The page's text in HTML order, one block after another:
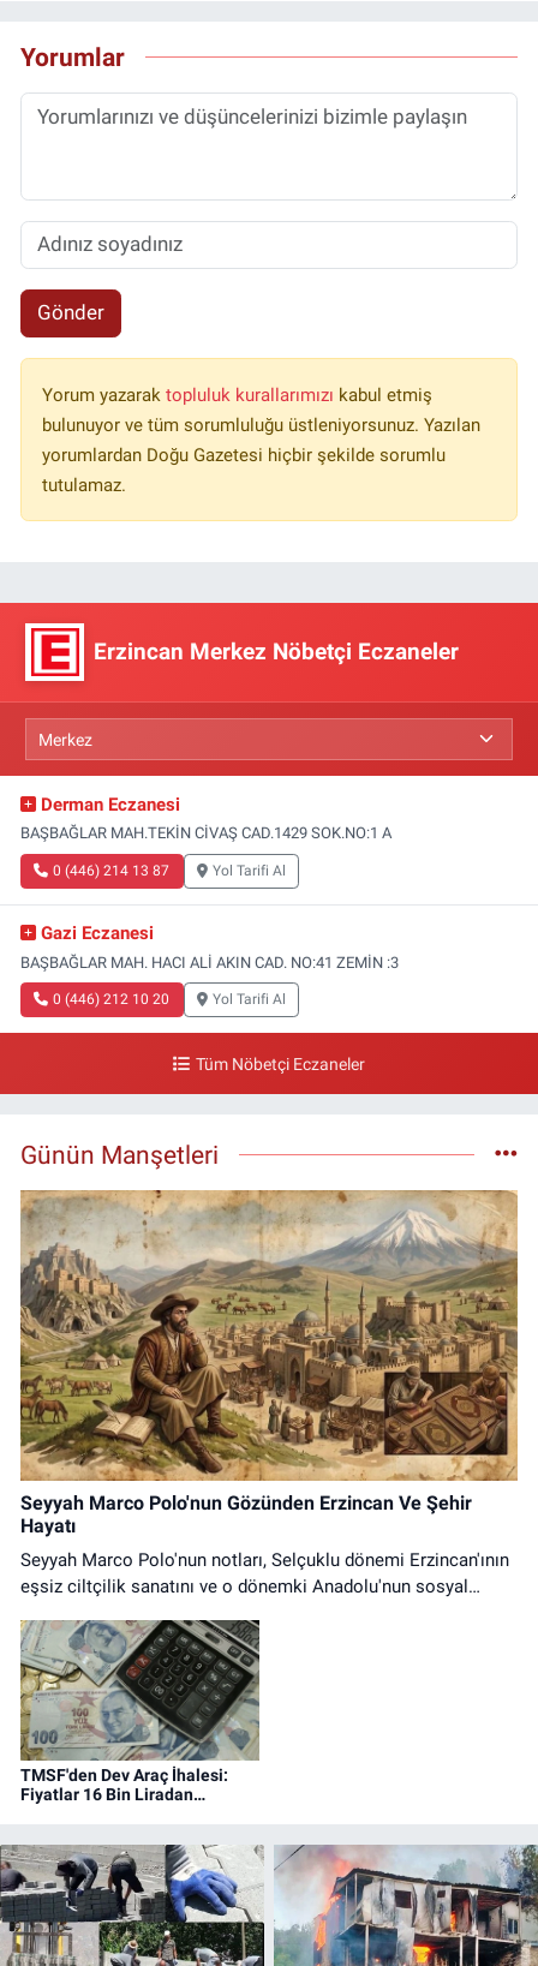
Yorumlar
Gönder
Yorum yazarak topluluk kurallarımızı kabul etmiş
bulunuyor ve tüm sorumluluğu üstleniyorsunuz. Yazılan
yorumlardan Doğu Gazetesi hiçbir şekilde sorumlu
tutulamaz.
Erzincan Merkez Nöbetçi Eczaneler
Derman Eczanesi
BAŞBAĞLAR MAH.TEKİN CİVAŞ CAD.1429 SOK.NO:1 A
0 (446) 214 13 87 Yol Tarifi Al
Gazi Eczanesi
BAŞBAĞLAR MAH. HACI ALİ AKIN CAD. NO:41 ZEMİN :3
0 (446) 212 10 20 Yol Tarifi Al
Tüm Nöbetçi Eczaneler
Günün Manşetleri
Seyyah Marco Polo'nun Gözünden Erzincan Ve Şehir
Hayatı
Seyyah Marco Polo'nun notları, Selçuklu dönemi Erzincan'ının
eşsiz ciltçilik sanatını ve o dönemki Anadolu'nun sosyal
TMSF'den Dev Araç İhalesi:
Fiyatlar 16 Bin Liradan